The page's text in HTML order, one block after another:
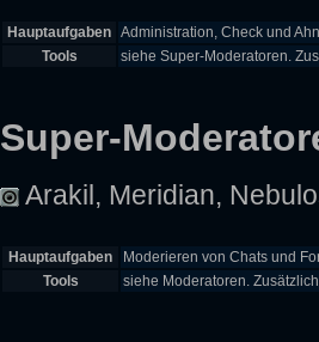
Hauptaufgaben Administration, Check und
Tools
siehe Super-Moderatoren.
Super-
Arakil, Meridian,
Hauptaufgaben
Moderieren von Chats und
Tools
siehe Moderatoren.